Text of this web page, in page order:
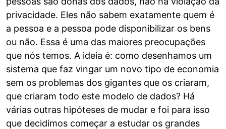
privacidade. Eles não sabem exatamente quem é
a pessoa e a pessoa pode disponibilizar os bens
ou não. Essa é uma das maiores preocupações
que nós temos. A ideia é: como desenhamos um
sistema que faz vingar um novo tipo de economia
sem os problemas dos gigantes que os criaram,
que criaram todo este modelo de dados? Há
várias outras hipóteses de mudar e foi para isso
que decidimos começar a estudar os grandes